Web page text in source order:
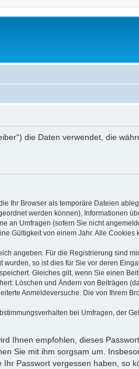
die Daten verwendet, die
Ihr Browser als temporäre Dateien
werden können), Informationen
an Umfragen (sofern Sie nicht
Gültigkeit von einem Jahr. Alle
angeben. Für die Registrierung sind
so ist dies für Sie vor deren
Gleiches gilt, wenn Sie einen
Löschen und Ändern von Beiträgen
Anmeldeversuche. Die von Ihrem
bei Umfragen, der
Ihnen empfohlen, dieses
Sie mit ihm sorgsam um.
Passwort vergessen haben, so